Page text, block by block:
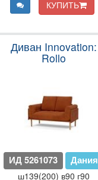
КУПИТЬ
Диван Innovation:
Rollo
ИД 5261073 Дания
ш139(200) в90 г90